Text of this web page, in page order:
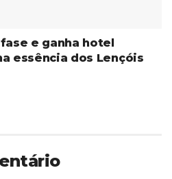
e ganha hotel
essência dos Lençóis